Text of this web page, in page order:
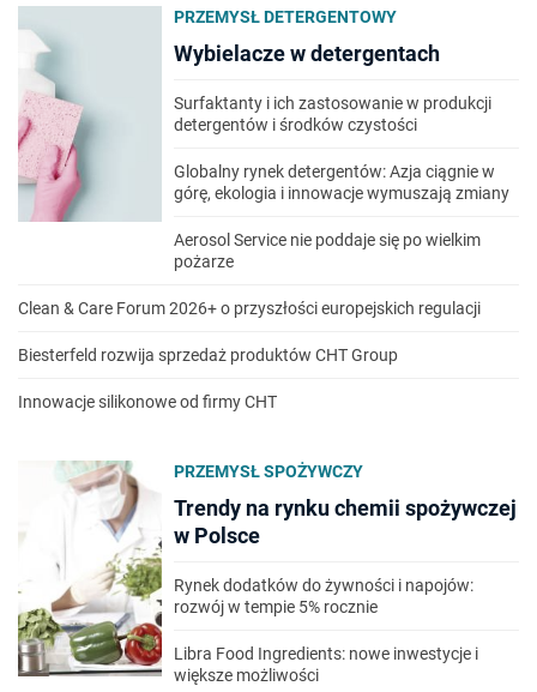
PRZEMYSŁ DETERGENTOWY
Wybielacze w detergentach
Surfaktanty i ich zastosowanie w produkcji
detergentów i środków czystości
Globalny rynek detergentów: Azja ciągnie w
górę, ekologia i innowacje wymuszają zmiany
Aerosol Service nie poddaje się po wielkim
pożarze
Clean & Care Forum 2026+ o przyszłości europejskich regulacji
Biesterfeld rozwija sprzedaż produktów CHT Group
Innowacje silikonowe od firmy CHT
PRZEMYSŁ SPOŻYWCZY
Trendy na rynku chemii spożywczej
w Polsce
Rynek dodatków do żywności i napojów:
rozwój w tempie 5% rocznie
Libra Food Ingredients: nowe inwestycje i
większe możliwości